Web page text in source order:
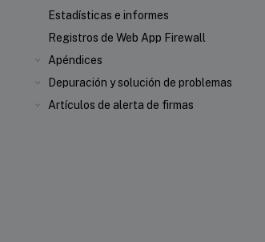
Estadísticas e informes
Registros de Web App Firewall
Apéndices
Depuración y solución de problemas
Artículos de alerta de firmas